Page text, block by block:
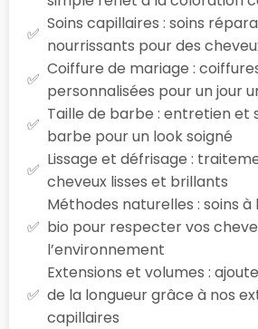
Soins capillaires : soins
nourrissants pour des
Coiffure de mariage :
personnalisées pour un jour
Taille de barbe : entretien et
barbe pour un look soigné
Lissage et défrisage :
cheveux lisses et brillants
Méthodes naturelles : soins
bio pour respecter vos
l’environnement
Extensions et volumes :
de la longueur grâce à nos
capillaires